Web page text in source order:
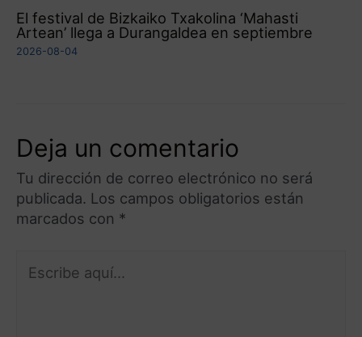
El festival de Bizkaiko Txakolina ‘Mahasti
Artean’ llega a Durangaldea en septiembre
2026-08-04
Deja un comentario
Tu dirección de correo electrónico no será
publicada. Los campos obligatorios están
marcados con *